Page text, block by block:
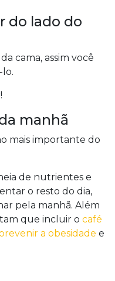
do lado do
cama, assim você
manhã
mais importante do
de nutrientes e
o resto do dia,
pela manhã. Além
que incluir o café
a obesidade e